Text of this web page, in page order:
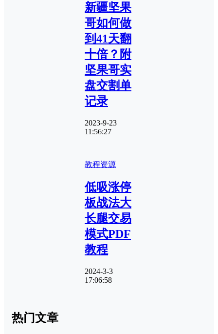
新疆坚果
哥如何做
到41天翻
十倍？附
坚果哥实
盘交割单
记录
2023-9-23
11:56:27
教程资源
低吸涨停
板战法大
长腿交易
模式PDF
教程
2024-3-3
17:06:58
热门文章